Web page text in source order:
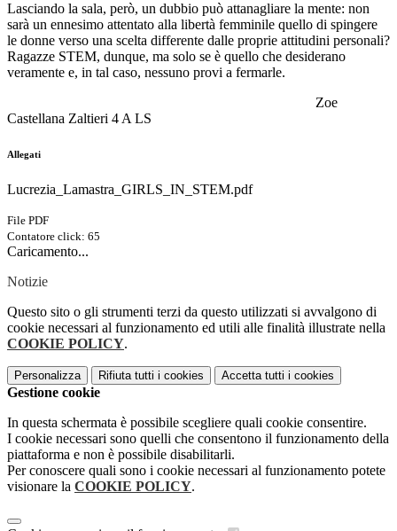
Lasciando la sala, però, un dubbio può attanagliare la mente: non
sarà un ennesimo attentato alla libertà femminile quello di spingere
le donne verso una scelta differente dalle proprie attitudini personali?
Ragazze STEM, dunque, ma solo se è quello che desiderano
veramente e, in tal caso, nessuno provi a fermarle.
Zoe
Castellana Zaltieri 4 A LS
Allegati
Lucrezia_Lamastra_GIRLS_IN_STEM.pdf
File PDF
Contatore click: 65
Caricamento...
Notizie
Questo sito o gli strumenti terzi da questo utilizzati si avvalgono di
cookie necessari al funzionamento ed utili alle finalità illustrate nella
COOKIE POLICY.
Personalizza Rifiuta tutti i cookies Accetta tutti i cookies
Gestione cookie
In questa schermata è possibile scegliere quali cookie consentire.
I cookie necessari sono quelli che consentono il funzionamento della
piattaforma e non è possibile disabilitarli.
Per conoscere quali sono i cookie necessari al funzionamento potete
visionare la COOKIE POLICY.